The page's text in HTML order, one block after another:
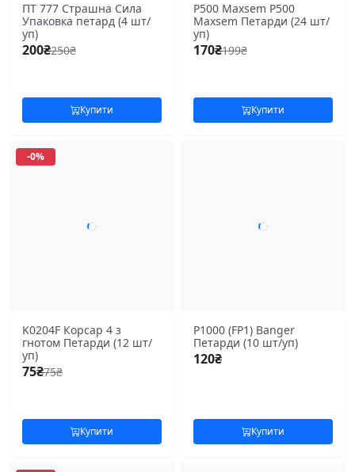
ПТ 777 Страшна Сила
Упаковка петард (4 шт/
уп)
200₴250₴
Купити
P500 Maxsem P500
Maxsem Петарди (24 шт/
уп)
170₴199₴
Купити
-0%
K0204F Корсар 4 з
гнотом Петарди (12 шт/
уп)
75₴75₴
Купити
P1000 (FP1) Banger
Петарди (10 шт/уп)
120₴
Купити